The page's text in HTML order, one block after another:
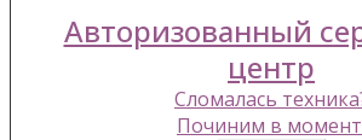
Авторизованный
центр
Сломалась
Починим в